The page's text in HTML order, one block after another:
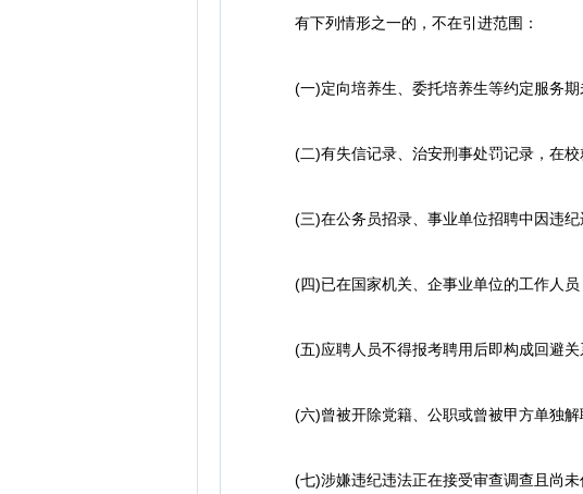
有下列情形之一的，不在引进范围：
(一)定向培养生、委托培养生等约定服务期
(二)有失信记录、治安刑事处罚记录，在校
(三)在公务员招录、事业单位招聘中因违纪
(四)已在国家机关、企事业单位的工作人员
(五)应聘人员不得报考聘用后即构成回避关
(六)曾被开除党籍、公职或曾被甲方单独解
(七)涉嫌违纪违法正在接受审查调查且尚未